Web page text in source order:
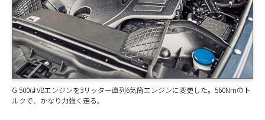
G 500はV8エンジンを3リッター直列6気筒エンジンに変更した。560Nmのト
ルクで、かなり力強く走る。